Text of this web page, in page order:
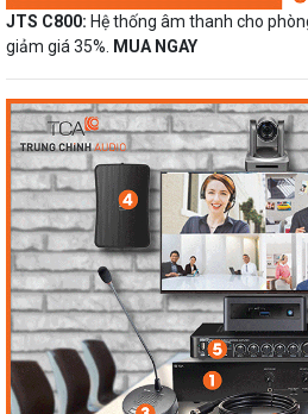
JTS C800: Hệ thống âm thanh cho
giảm giá 35%.
MUA NGAY